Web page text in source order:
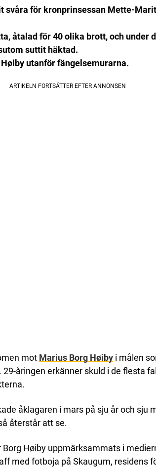
svåra för kronprinsessan Mette-
åtalad för 40 olika brott, och under
suttit häktad.
utanför fängelsemurarna.
mot Marius Borg Høiby i målen
åringen erkänner skuld i de flesta
åklagaren i mars på sju år och sju
återstår att se.
Borg Høiby uppmärksammats i
med fotboja på Skaugum, residens